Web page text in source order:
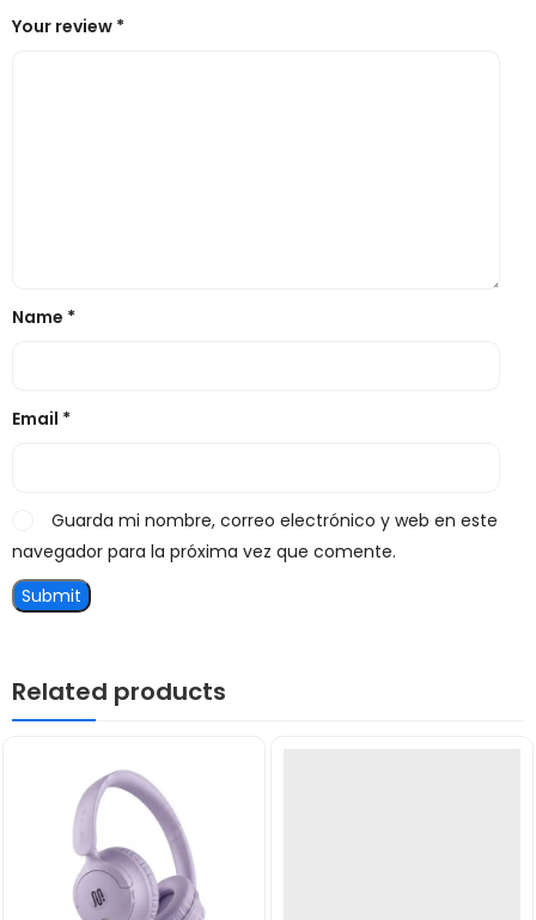
Your review *
Name *
Email *
Guarda mi nombre, correo electrónico y web en este
navegador para la próxima vez que comente.
Related products